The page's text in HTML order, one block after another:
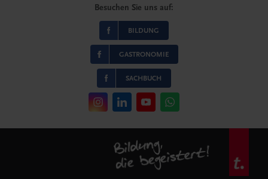
Besuchen Sie uns auf:
BILDUNG
GASTRONOMIE
SACHBUCH